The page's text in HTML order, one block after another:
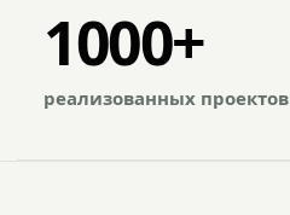
1000+
реализованных проектов